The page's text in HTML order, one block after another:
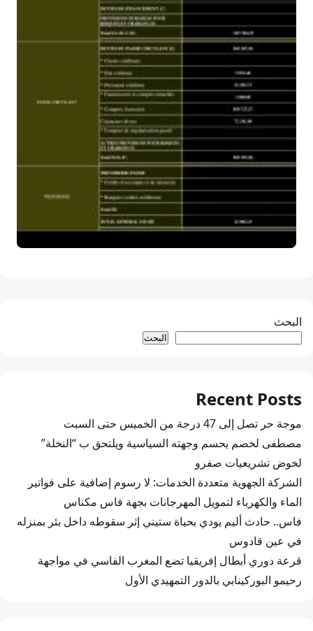
البحث
البحث
Recent Posts
موجة حر تصل إلى 47 درجة من الخميس حتى السبت
مصطفى لخصم يحسم وجهته السياسية ويلتحق ب “النخلة”
لخوض تشريعيات صفرو
الشركة الجهوية متعددة الخدمات: لا رسوم إضافية على فواتير
الماء والكهرباء لتمويل المهرجانات بجهة فاس مكناس
فاس.. حادث أليم يودي بحياة ستيني إثر سقوطه داخل بئر بمنزله
في عين قادوس
قرعة دوري أبطال إفريقيا تضع المغرب الفاسي في مواجهة
رحيمو البوركينابي بالدور التمهيدي الأول